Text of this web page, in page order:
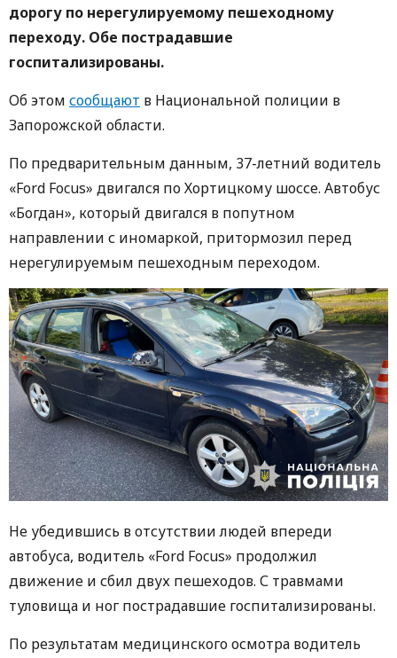
дорогу по нерегулируемому пешеходному
переходу. Обе пострадавшие
госпитализированы.
Об этом сообщают в Национальной полиции в
Запорожской области.
По предварительным данным, 37-летний водитель
«Ford Focus» двигался по Хортицкому шоссе. Автобус
«Богдан», который двигался в попутном
направлении с иномаркой, притормозил перед
нерегулируемым пешеходным переходом.
Не убедившись в отсутствии людей впереди
автобуса, водитель «Ford Focus» продолжил
движение и сбил двух пешеходов. С травмами
туловища и ног пострадавшие госпитализированы.
По результатам медицинского осмотра водитель